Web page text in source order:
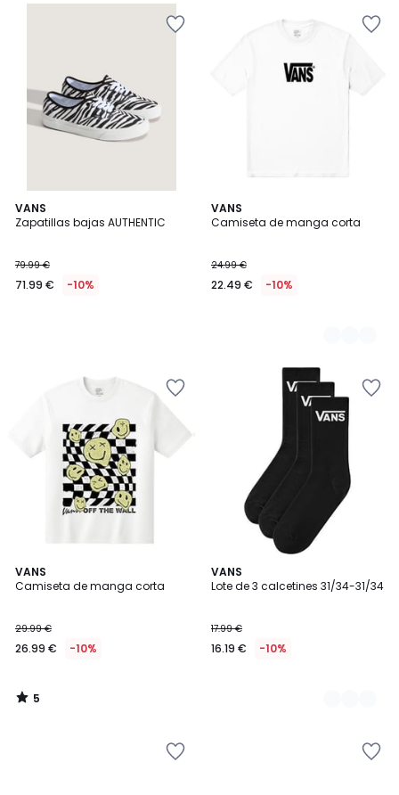
VANS
Zapatillas bajas AUTHENTIC
79.99 €
71.99 € -10%
VANS
Camiseta de manga corta
24.99 €
22.49 € -10%
2
Colores
VANS
Camiseta de manga corta
29.99 €
26.99 € -10%
5
/
5
/
VANS
Lote de 3 calcetines 31/34-31/34
17.99 €
16.19 € -10%
3
Colores